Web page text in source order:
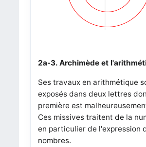
2a-3. Archimède et
Ses travaux en arithmétique
exposés dans deux lettres
première est
Ces missives traitent de la
en particulier de l'expression
nombres.